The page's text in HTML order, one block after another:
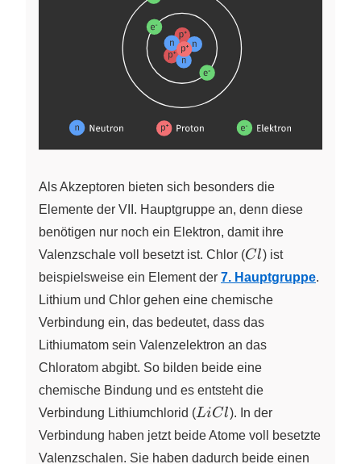
Als Akzeptoren bieten sich besonders die
Elemente der VII. Hauptgruppe an, denn diese
benötigen nur noch ein Elektron, damit ihre
Valenzschale voll besetzt ist. Chlor (Cl
Cl)ist
beispielsweise ein Element der 7. Hauptgruppe.
Lithium und Chlor gehen eine chemische
Verbindung ein, das bedeutet, dass das
Lithiumatom sein Valenzelektron an das
Chloratom abgibt. So bilden beide eine
chemische Bindung und es entsteht die
Verbindung Lithiumchlorid (LiCl
LiCl). In der
Verbindung haben jetzt beide Atome voll besetzte
Valenzschalen. Sie haben dadurch beide einen